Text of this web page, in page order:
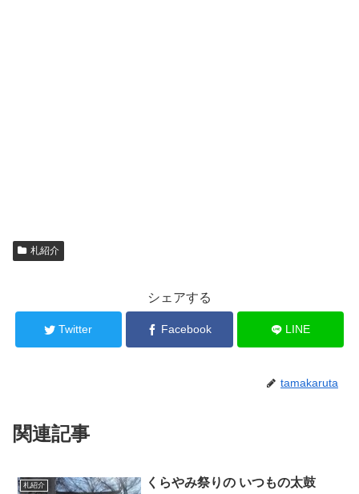
札紹介
シェアする
Twitter Facebook LINE
tamakaruta
関連記事
札紹介 くらやみ祭りの いつもの太鼓